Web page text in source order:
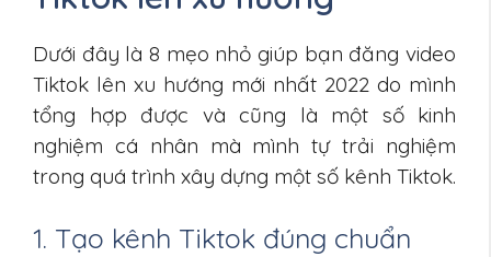
Dưới đây là 8 mẹo nhỏ giúp bạn đăng video
Tiktok lên xu hướng mới nhất 2022 do mình
tổng hợp được và cũng là một số kinh
nghiệm cá nhân mà mình tự trải nghiệm
trong quá trình xây dựng một số kênh Tiktok.
1. Tạo kênh Tiktok đúng chuẩn